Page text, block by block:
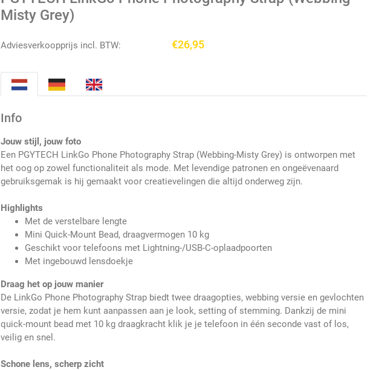
Misty Grey)
Adviesverkoopprijs incl. BTW: €26,95
Info
Jouw stijl, jouw foto
Een PGYTECH LinkGo Phone Photography Strap (Webbing-Misty Grey) is ontworpen met
het oog op zowel functionaliteit als mode. Met levendige patronen en ongeëvenaard
gebruiksgemak is hij gemaakt voor creatievelingen die altijd onderweg zijn.
Highlights
Met de verstelbare lengte
Mini Quick-Mount Bead, draagvermogen 10 kg
Geschikt voor telefoons met Lightning-/USB-C-oplaadpoorten
Met ingebouwd lensdoekje
Draag het op jouw manier
De LinkGo Phone Photography Strap biedt twee draagopties, webbing versie en gevlochten
versie, zodat je hem kunt aanpassen aan je look, setting of stemming. Dankzij de mini
quick-mount bead met 10 kg draagkracht klik je je telefoon in één seconde vast of los,
veilig en snel.
Schone lens, scherp zicht